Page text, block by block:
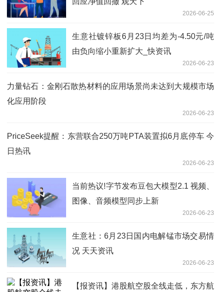
2026-06-25
生意社镀锌板6月23日均差为-4.50元/吨
由负向缩小重新扩大_快资讯
2026-06-23
力量钻石：金刚石散热材料的应用场景尚未达到大规模市场
化应用阶段
2026-06-23
PriceSeek提醒：东营联合250万吨PTA装置拟6月底停车 今
日热讯
2026-06-23
当前热议!字节发布豆包大模型2.1 视频、
图像、音频模型同步上新
2026-06-23
生意社：6月23日国内电解锰市场交易情
况 天天资讯
2026-06-23
【报资讯】港股航空股全线走低，东方航